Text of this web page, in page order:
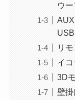
ウ
リ
イコ
3D
壁